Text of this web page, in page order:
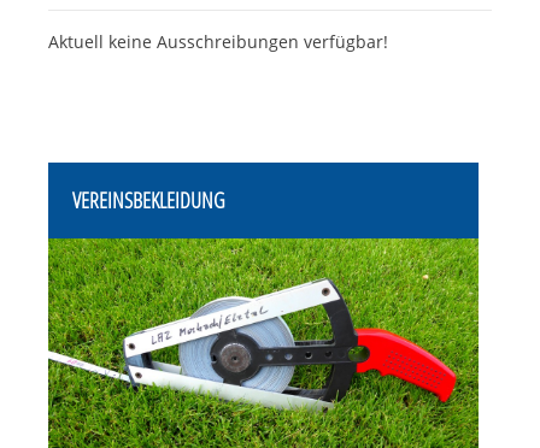
Aktuell keine Ausschreibungen verfügbar!
VEREINSBEKLEIDUNG